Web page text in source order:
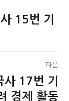
15번 기
다음
17번 기
경제 활동